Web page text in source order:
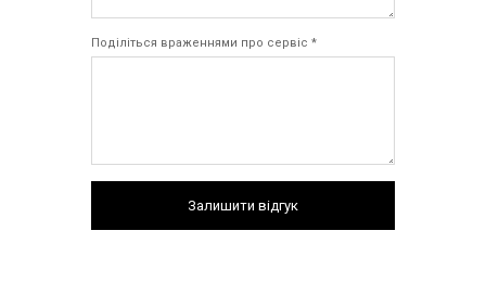
Поділіться враженнями про сервіс *
Залишити відгук